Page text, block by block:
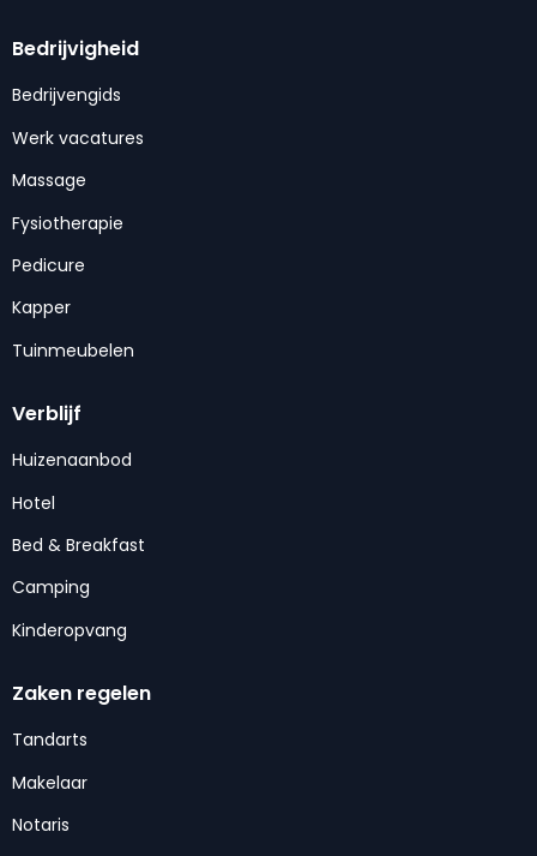
Bedrijvigheid
Bedrijvengids
Werk vacatures
Massage
Fysiotherapie
Pedicure
Kapper
Tuinmeubelen
Verblijf
Huizenaanbod
Hotel
Bed & Breakfast
Camping
Kinderopvang
Zaken regelen
Tandarts
Makelaar
Notaris